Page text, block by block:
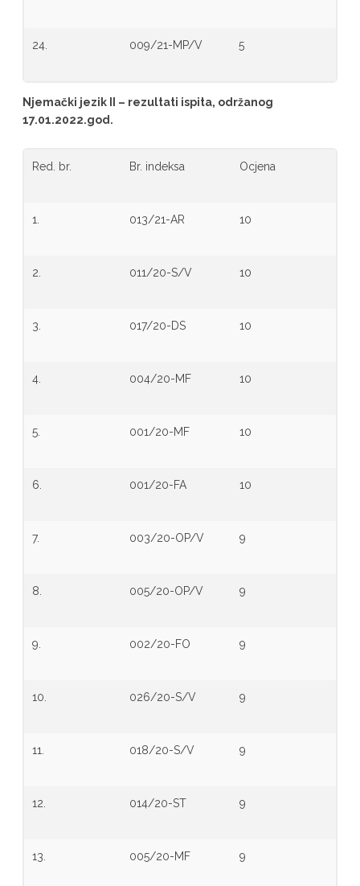
24. 009/21-MP/V 5
Njemački jezik II – rezultati ispita, održanog
17.01.2022.god.
Red. br. Br. indeksa Ocjena
1. 013/21-AR 10
2. 011/20-S/V 10
3. 017/20-DS 10
4. 004/20-MF 10
5. 001/20-MF 10
6. 001/20-FA 10
7. 003/20-OP/V 9
8. 005/20-OP/V 9
9. 002/20-FO 9
10. 026/20-S/V 9
11. 018/20-S/V 9
12. 014/20-ST 9
13. 005/20-MF 9